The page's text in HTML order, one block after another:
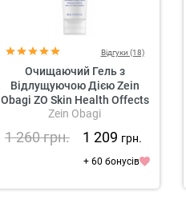
Відгуки (18)
Очищаючий Гель з
Відлущуючою Дією Zein
Obagi ZO Skin Health Offects
Exfoliating Cleanser
Zein Obagi
1 260грн. 1 209 грн.
+ 60 бонусів